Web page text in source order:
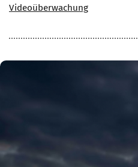
Videoüberwachung